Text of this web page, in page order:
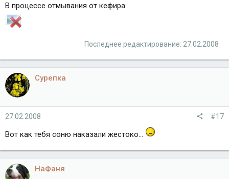
В процессе отмывания от кефира.
Последнее редактирование: 27.02.2008
Сурепка
27.02.2008 #17
Вот как тебя соню наказали жестоко...
НаФаня